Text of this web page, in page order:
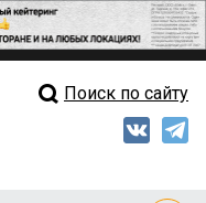
Свежий выпускПоиск по сайту